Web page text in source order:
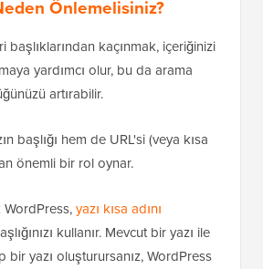
Önlemelisiniz?
başlıklarından kaçınmak, içeriğinizi
yardımcı olur, bu da arama
artırabilir.
başlığı hem de URL'si (veya kısa
önemli bir rol oynar.
WordPress,yazı kısa adını
kullanır. Mevcut bir yazı ile
bir yazı oluşturursanız, WordPress